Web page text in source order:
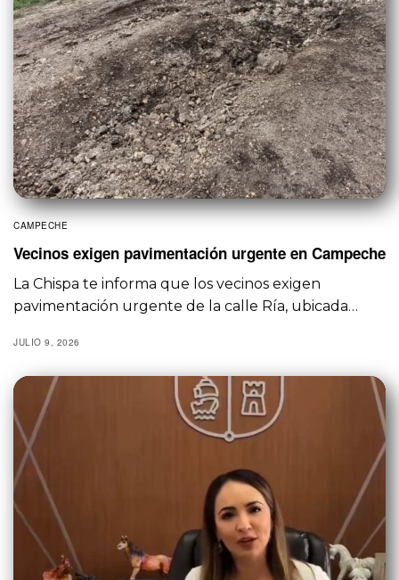
CAMPECHE
Vecinos exigen pavimentación urgente en Campeche
La Chispa te informa que los vecinos exigen
pavimentación urgente de la calle Ría, ubicada…
JULIO 9, 2026